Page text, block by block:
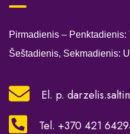
Pirmadienis – Penktadienis:
Šeštadienis, Sekmadienis:
El. p.
Tel. +370 421